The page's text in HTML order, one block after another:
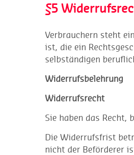
§5
Verbrauchern steht
ist, die ein
selbständigen
Widerrufsbelehrung
Widerrufsrecht
Sie haben das Recht,
Die Widerrufsfrist
nicht der Beförderer